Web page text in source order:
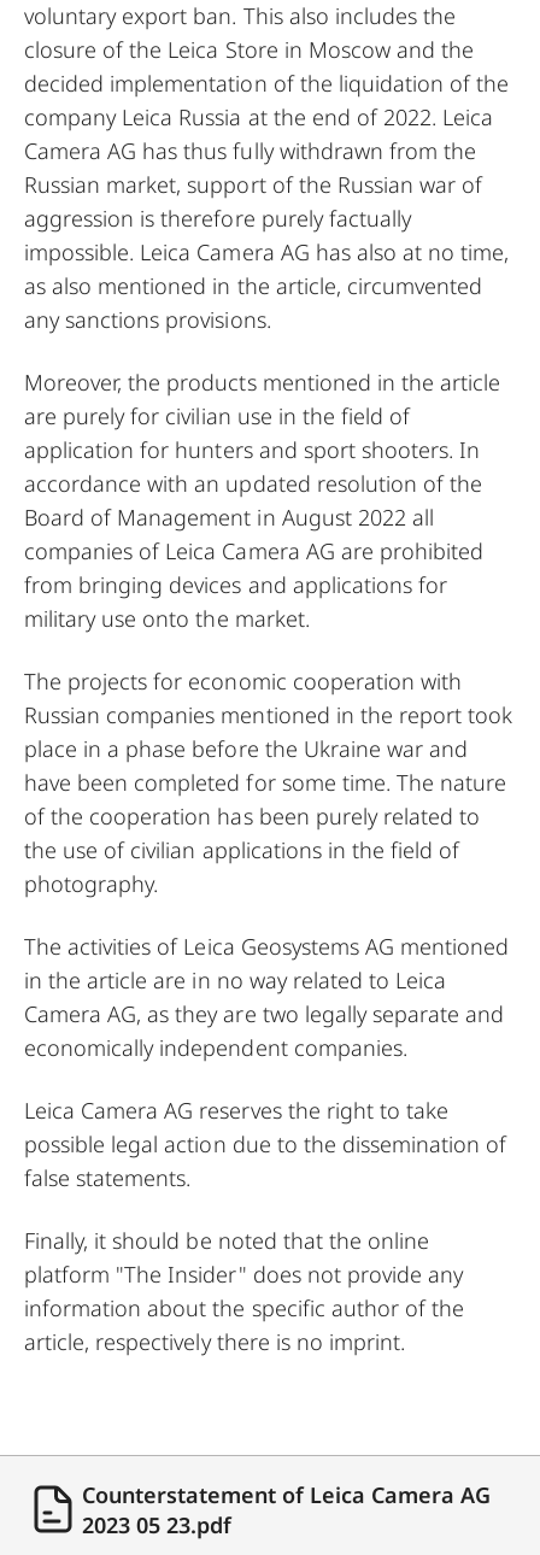
voluntary export ban. This also includes the
closure of the Leica Store in Moscow and the
decided implementation of the liquidation of the
company Leica Russia at the end of 2022. Leica
Camera AG has thus fully withdrawn from the
Russian market, support of the Russian war of
aggression is therefore purely factually
impossible. Leica Camera AG has also at no time,
as also mentioned in the article, circumvented
any sanctions provisions.
Moreover, the products mentioned in the article
are purely for civilian use in the field of
application for hunters and sport shooters. In
accordance with an updated resolution of the
Board of Management in August 2022 all
companies of Leica Camera AG are prohibited
from bringing devices and applications for
military use onto the market.
The projects for economic cooperation with
Russian companies mentioned in the report took
place in a phase before the Ukraine war and
have been completed for some time. The nature
of the cooperation has been purely related to
the use of civilian applications in the field of
photography.
The activities of Leica Geosystems AG mentioned
in the article are in no way related to Leica
Camera AG, as they are two legally separate and
economically independent companies.
Leica Camera AG reserves the right to take
possible legal action due to the dissemination of
false statements.
Finally, it should be noted that the online
platform "The Insider" does not provide any
information about the specific author of the
article, respectively there is no imprint.
Counterstatement of Leica Camera AG
2023 05 23.pdf